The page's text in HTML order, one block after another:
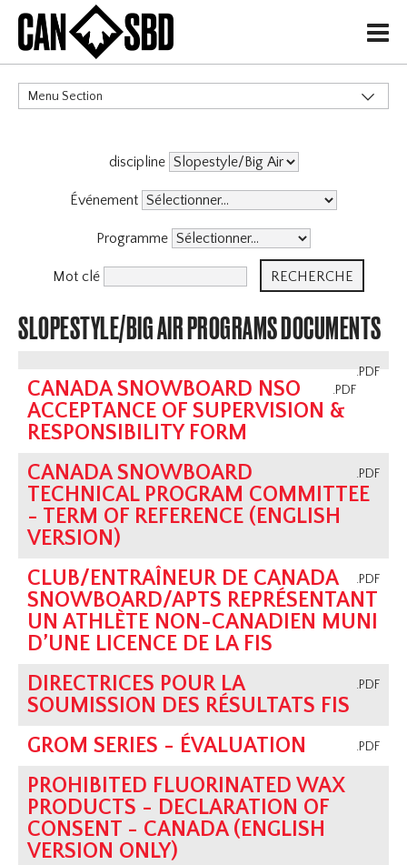
H
Menu Section
Politiques de Gouvernance
Services aux Membres
Événements & Compétitions
Programmes
X
Archive
discipline
Événement
Programme
Mot clé
SLOPESTYLE/BIG AIR PROGRAMS DOCUMENTS
.PDF
.PDF
CANADA SNOWBOARD NSO
ACCEPTANCE OF SUPERVISION &
RESPONSIBILITY FORM
.PDF
CANADA SNOWBOARD
TECHNICAL PROGRAM COMMITTEE
- TERM OF REFERENCE (ENGLISH
VERSION)
.PDF
CLUB/ENTRAÎNEUR DE CANADA
SNOWBOARD/APTS REPRÉSENTANT
UN ATHLÈTE NON-CANADIEN MUNI
D’UNE LICENCE DE LA FIS
.PDF
DIRECTRICES POUR LA
SOUMISSION DES RÉSULTATS FIS
.PDF
GROM SERIES - ÉVALUATION
PROHIBITED FLUORINATED WAX
PRODUCTS - DECLARATION OF
CONSENT - CANADA (ENGLISH
VERSION ONLY)